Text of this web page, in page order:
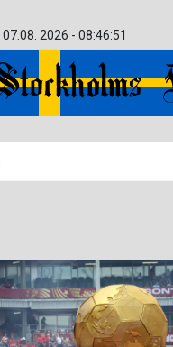
07.08. 2026 - 08:46:51